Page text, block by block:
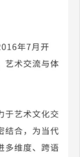
石刻数字艺术作
术空间，北京
展》群展，里
事》群展，里院
展》群展，伊莎